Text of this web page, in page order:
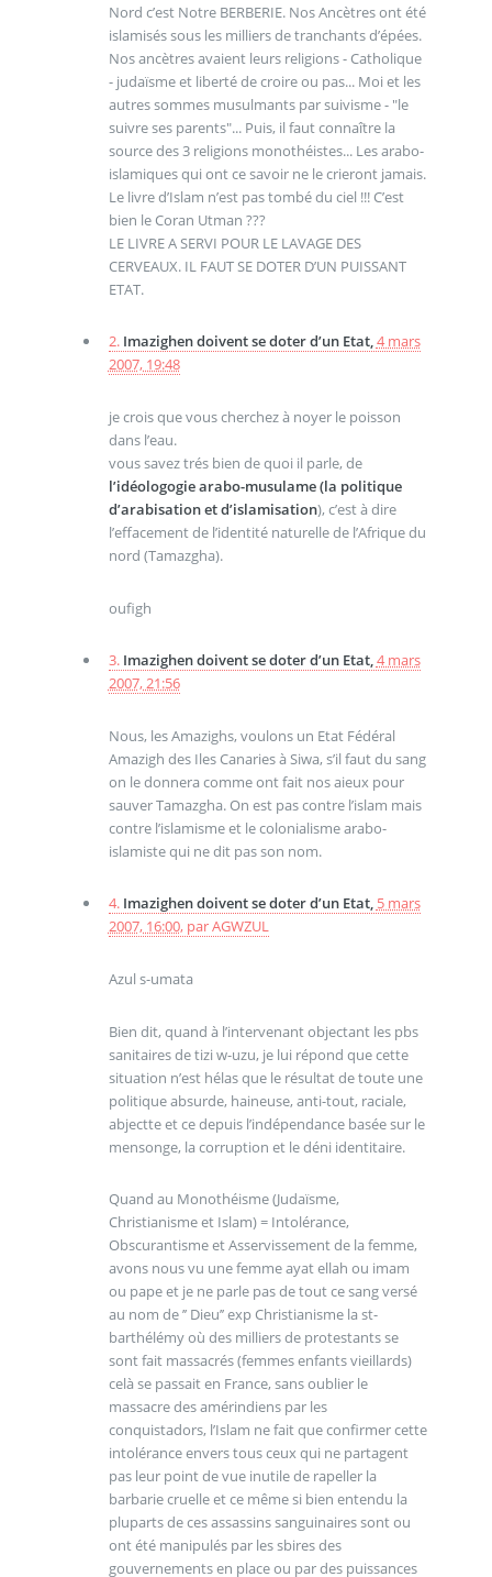
Nord c’est Notre BERBERIE. Nos Ancètres ont été
islamisés sous les milliers de tranchants d’épées.
Nos ancètres avaient leurs religions - Catholique
- judaïsme et liberté de croire ou pas... Moi et les
autres sommes musulmants par suivisme - "le
suivre ses parents"... Puis, il faut connaître la
source des 3 religions monothéistes... Les arabo-
islamiques qui ont ce savoir ne le crieront jamais.
Le livre d’Islam n’est pas tombé du ciel !!! C’est
bien le Coran Utman ???
LE LIVRE A SERVI POUR LE LAVAGE DES
CERVEAUX. IL FAUT SE DOTER D’UN PUISSANT
ETAT.
2. Imazighen doivent se doter d’un Etat,4 mars
2007, 19:48
je crois que vous cherchez à noyer le poisson
dans l’eau.
vous savez trés bien de quoi il parle, de
l’idéologogie arabo-musulame (la politique
d’arabisation et d’islamisation), c’est à dire
l’effacement de l’identité naturelle de l’Afrique du
nord (Tamazgha).
oufigh
3. Imazighen doivent se doter d’un Etat,4 mars
2007, 21:56
Nous, les Amazighs, voulons un Etat Fédéral
Amazigh des Iles Canaries à Siwa, s’il faut du sang
on le donnera comme ont fait nos aieux pour
sauver Tamazgha. On est pas contre l’islam mais
contre l’islamisme et le colonialisme arabo-
islamiste qui ne dit pas son nom.
4. Imazighen doivent se doter d’un Etat, 5 mars
2007, 16:00, parAGWZUL
Azul s-umata
Bien dit, quand à l’intervenant objectant les pbs
sanitaires de tizi w-uzu, je lui répond que cette
situation n’est hélas que le résultat de toute une
politique absurde, haineuse, anti-tout, raciale,
abjectte et ce depuis l’indépendance basée sur le
mensonge, la corruption et le déni identitaire.
Quand au Monothéisme (Judaïsme,
Christianisme et Islam) = Intolérance,
Obscurantisme et Asservissement de la femme,
avons nous vu une femme ayat ellah ou imam
ou pape et je ne parle pas de tout ce sang versé
au nom de ’’ Dieu’’ exp Christianisme la st-
barthélémy où des milliers de protestants se
sont fait massacrés (femmes enfants vieillards)
celà se passait en France, sans oublier le
massacre des amérindiens par les
conquistadors, l’Islam ne fait que confirmer cette
intolérance envers tous ceux qui ne partagent
pas leur point de vue inutile de rapeller la
barbarie cruelle et ce même si bien entendu la
pluparts de ces assassins sanguinaires sont ou
ont été manipulés par les sbires des
gouvernements en place ou par des puissances